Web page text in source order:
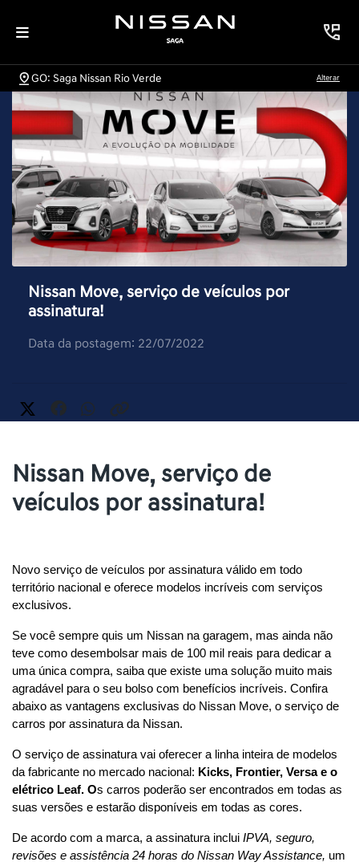
GO: Saga Nissan Rio Verde Alterar
Nissan Move, serviço de veículos por
assinatura!
Data da postagem: 22/07/2022
Nissan Move, serviço de
veículos por assinatura!
Novo serviço de veículos por assinatura válido em todo
território nacional e oferece modelos incríveis com serviços
exclusivos.
Se você sempre quis um Nissan na garagem, mas ainda não
teve como desembolsar mais de 100 mil reais para dedicar a
uma única compra, saiba que existe uma solução muito mais
agradável para o seu bolso com benefícios incríveis. Confira
abaixo as vantagens exclusivas do Nissan Move, o serviço de
carros por assinatura da Nissan.
O serviço de assinatura vai oferecer a linha inteira de modelos
da fabricante no mercado nacional: Kicks, Frontier, Versa e o
elétrico Leaf. Os carros poderão ser encontrados em todas as
suas versões e estarão disponíveis em todas as cores.
De acordo com a marca, a assinatura inclui IPVA, seguro,
revisões e assistência 24 horas do Nissan Way Assistance, um